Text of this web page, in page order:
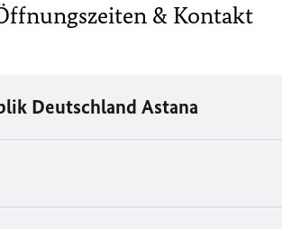
& Kontakt
Deutschland Astana